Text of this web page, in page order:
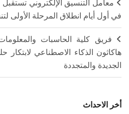
في أول أيام انطلاق المرحلة الأولى
فريق كلية الحاسبات
هاكاثون الذكاء الاصطناعي
الجديدة والمتجددة
أخر الاحداث